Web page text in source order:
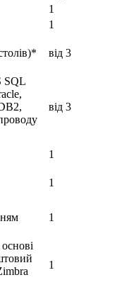
1
1
від 3
SQL
від 3
1
1
1
1